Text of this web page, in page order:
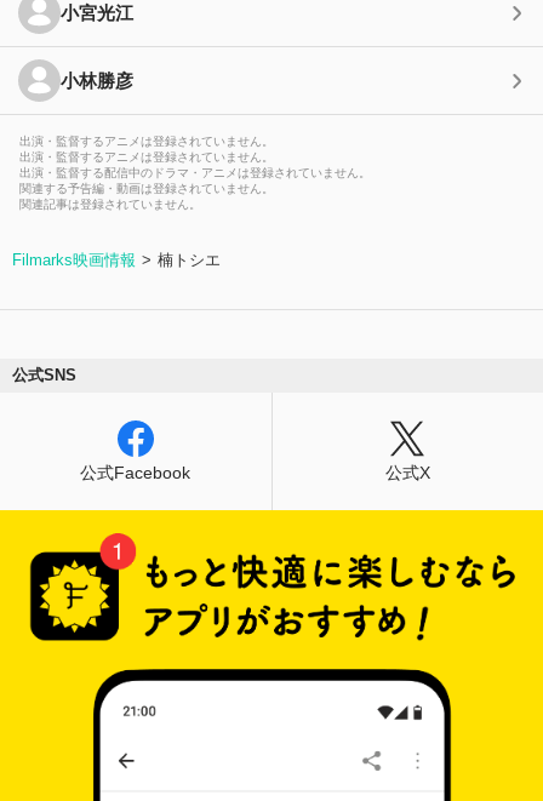
小宮光江
小林勝彦
出演・監督するアニメは登録されていません。
出演・監督するアニメは登録されていません。
出演・監督する配信中のドラマ・アニメは登録されていません。
関連する予告編・動画は登録されていません。
関連記事は登録されていません。
Filmarks映画情報 楠トシエ
公式SNS
公式Facebook 公式X